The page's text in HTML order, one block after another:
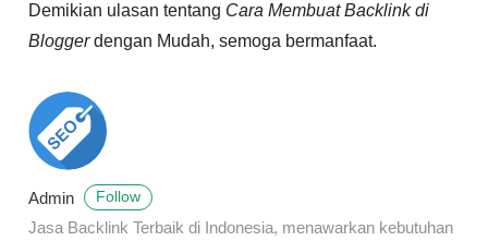
Demikian ulasan tentang Cara Membuat Backlink di
Bloggerdengan Mudah, semoga bermanfaat.
Admin Follow
Jasa Backlink Terbaik di Indonesia, menawarkan kebutuhan